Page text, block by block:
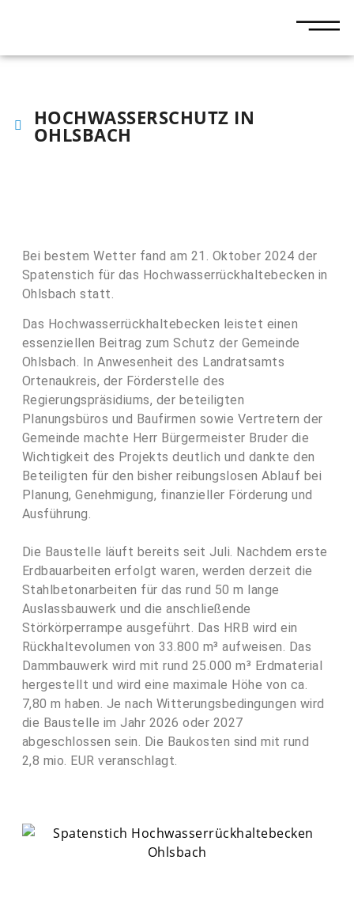
HOCHWASSERSCHUTZ IN
OHLSBACH
Bei bestem Wetter fand am 21. Oktober 2024 der
Spatenstich für das Hochwasserrückhaltebecken in
Ohlsbach statt.
Das Hochwasserrückhaltebecken leistet einen
essenziellen Beitrag zum Schutz der Gemeinde
Ohlsbach. In Anwesenheit des Landratsamts
Ortenaukreis, der Förderstelle des
Regierungspräsidiums, der beteiligten
Planungsbüros und Baufirmen sowie Vertretern der
Gemeinde machte Herr Bürgermeister Bruder die
Wichtigkeit des Projekts deutlich und dankte den
Beteiligten für den bisher reibungslosen Ablauf bei
Planung, Genehmigung, finanzieller Förderung und
Ausführung.
Die Baustelle läuft bereits seit Juli. Nachdem erste
Erdbauarbeiten erfolgt waren, werden derzeit die
Stahlbetonarbeiten für das rund 50 m lange
Auslassbauwerk und die anschließende
Störkörperrampe ausgeführt. Das HRB wird ein
Rückhaltevolumen von 33.800 m³ aufweisen. Das
Dammbauwerk wird mit rund 25.000 m³ Erdmaterial
hergestellt und wird eine maximale Höhe von ca.
7,80 m haben. Je nach Witterungsbedingungen wird
die Baustelle im Jahr 2026 oder 2027
abgeschlossen sein. Die Baukosten sind mit rund
2,8 mio. EUR veranschlagt.